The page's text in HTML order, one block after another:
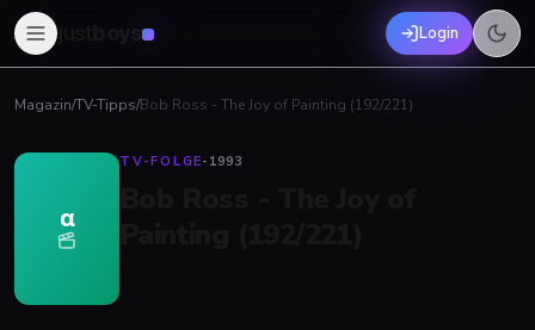
boys Login
Magazin/TV-Tipps/Bob Ross - The Joy of Painting (192/221)
α
TV-FOLGE· 1993